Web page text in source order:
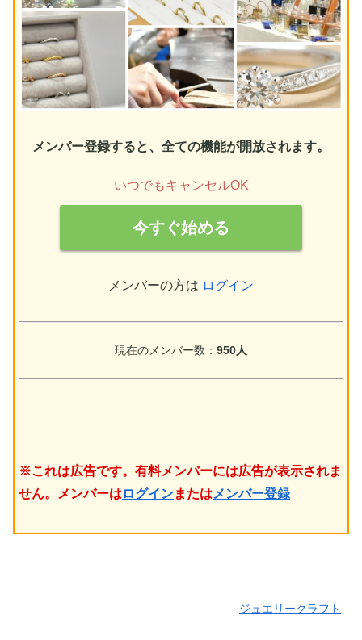
メンバー登録すると、全ての機能が開放されます。
いつでもキャンセルOK
今すぐ始める
メンバーの方は ログイン
現在のメンバー数： 950人
※これは広告です。有料メンバーには広告が表示されま
せん。メンバーは ログインまたは メンバー登録
ジュエリークラフト